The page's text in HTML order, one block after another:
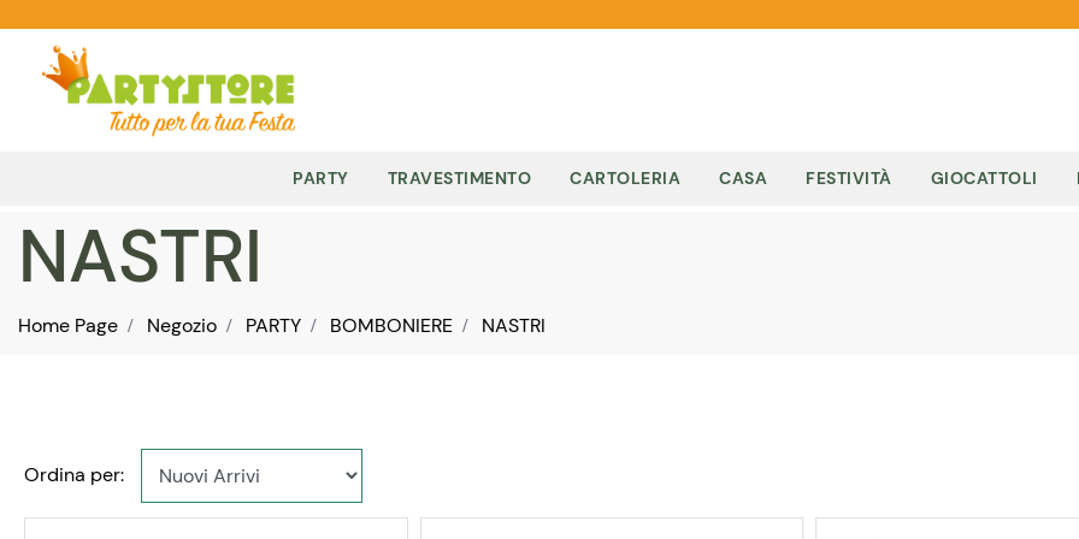
PARTY TRAVESTIMENTO CARTOLERIA CASA FESTIVITÀ GIOCATTOLI
NASTRI
Home Page Negozio PARTY BOMBONIERE NASTRI
Ordina per: